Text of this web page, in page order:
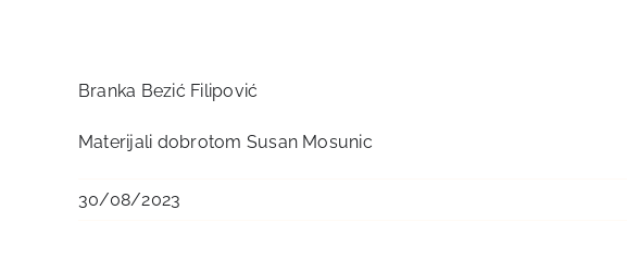
Branka Bezić Filipović
Materijali dobrotom Susan Mosunic
30/08/2023